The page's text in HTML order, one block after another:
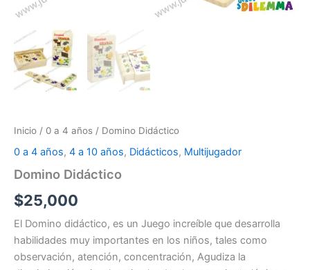
Inicio / 0 a 4 años / Domino Didáctico
0 a 4 años, 4 a 10 años, Didácticos, Multijugador
Domino Didáctico
$25,000
El Domino didáctico, es un Juego increíble que desarrolla
habilidades muy importantes en los niños, tales como
observación, atención, concentración, Agudiza la